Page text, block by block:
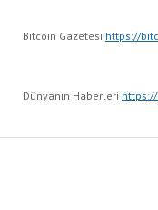
Bitcoin Gazetesi https://
Dünyanın Haberleri